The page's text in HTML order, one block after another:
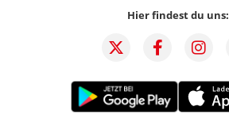
Hier findest du uns: